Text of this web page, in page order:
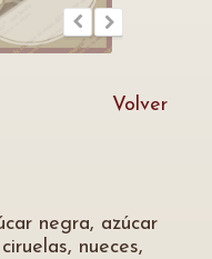
Volver
negra, azúcar
nueces,